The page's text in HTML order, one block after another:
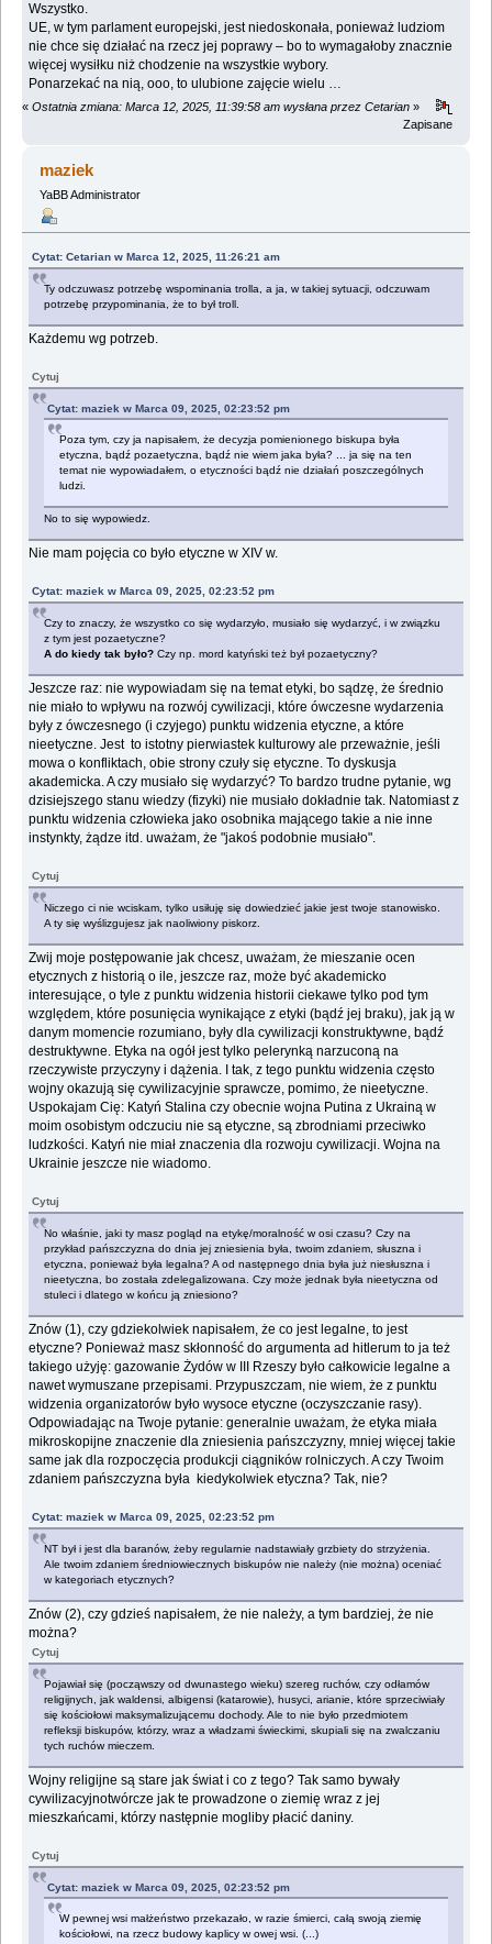
Wszystko.
UE, w tym parlament europejski, jest niedoskonała, ponieważ ludziom
nie chce się działać na rzecz jej poprawy – bo to wymagałoby znacznie
więcej wysiłku niż chodzenie na wszystkie wybory.
Ponarzekać na nią, ooo, to ulubione zajęcie wielu …
« Ostatnia zmiana: Marca 12, 2025, 11:39:58 am wysłana przez Cetarian »
Zapisane
maziek
YaBB Administrator
Cytat: Cetarian w Marca 12, 2025, 11:26:21 am
Ty odczuwasz potrzebę wspominania trolla, a ja, w takiej sytuacji, odczuwam
potrzebę przypominania, że to był troll.
Każdemu wg potrzeb.
Cytuj
Cytat: maziek w Marca 09, 2025, 02:23:52 pm
Poza tym, czy ja napisałem, że decyzja pomienionego biskupa była
etyczna, bądź pozaetyczna, bądź nie wiem jaka była? ... ja się na ten
temat nie wypowiadałem, o etyczności bądź nie działań poszczególnych
ludzi.
No to się wypowiedz.
Nie mam pojęcia co było etyczne w XIV w.
Cytat: maziek w Marca 09, 2025, 02:23:52 pm
Czy to znaczy, że wszystko co się wydarzyło, musiało się wydarzyć, i w związku
z tym jest pozaetyczne?
A do kiedy tak było? Czy np. mord katyński też był pozaetyczny?
Jeszcze raz: nie wypowiadam się na temat etyki, bo sądzę, że średnio
nie miało to wpływu na rozwój cywilizacji, które ówczesne wydarzenia
były z ówczesnego (i czyjego) punktu widzenia etyczne, a które
nieetyczne. Jest to istotny pierwiastek kulturowy ale przeważnie, jeśli
mowa o konfliktach, obie strony czuły się etyczne. To dyskusja
akademicka. A czy musiało się wydarzyć? To bardzo trudne pytanie, wg
dzisiejszego stanu wiedzy (fizyki) nie musiało dokładnie tak. Natomiast z
punktu widzenia człowieka jako osobnika mającego takie a nie inne
instynkty, żądze itd. uważam, że "jakoś podobnie musiało".
Cytuj
Niczego ci nie wciskam, tylko usiłuję się dowiedzieć jakie jest twoje stanowisko.
A ty się wyślizgujesz jak naoliwiony piskorz.
Zwij moje postępowanie jak chcesz, uważam, że mieszanie ocen
etycznych z historią o ile, jeszcze raz, może być akademicko
interesujące, o tyle z punktu widzenia historii ciekawe tylko pod tym
względem, które posunięcia wynikające z etyki (bądź jej braku), jak ją w
danym momencie rozumiano, były dla cywilizacji konstruktywne, bądź
destruktywne. Etyka na ogół jest tylko pelerynką narzuconą na
rzeczywiste przyczyny i dążenia. I tak, z tego punktu widzenia często
wojny okazują się cywilizacyjnie sprawcze, pomimo, że nieetyczne.
Uspokajam Cię: Katyń Stalina czy obecnie wojna Putina z Ukrainą w
moim osobistym odczuciu nie są etyczne, są zbrodniami przeciwko
ludzkości. Katyń nie miał znaczenia dla rozwoju cywilizacji. Wojna na
Ukrainie jeszcze nie wiadomo.
Cytuj
No właśnie, jaki ty masz pogląd na etykę/moralność w osi czasu? Czy na
przykład pańszczyzna do dnia jej zniesienia była, twoim zdaniem, słuszna i
etyczna, ponieważ była legalna? A od następnego dnia była już niesłuszna i
nieetyczna, bo została zdelegalizowana. Czy może jednak była nieetyczna od
stuleci i dlatego w końcu ją zniesiono?
Znów (1), czy gdziekolwiek napisałem, że co jest legalne, to jest
etyczne? Ponieważ masz skłonność do argumenta ad hitlerum to ja też
takiego użyję: gazowanie Żydów w III Rzeszy było całkowicie legalne a
nawet wymuszane przepisami. Przypuszczam, nie wiem, że z punktu
widzenia organizatorów było wysoce etyczne (oczyszczanie rasy).
Odpowiadając na Twoje pytanie: generalnie uważam, że etyka miała
mikroskopijne znaczenie dla zniesienia pańszczyzny, mniej więcej takie
same jak dla rozpoczęcia produkcji ciągników rolniczych. A czy Twoim
zdaniem pańszczyzna była kiedykolwiek etyczna? Tak, nie?
Cytat: maziek w Marca 09, 2025, 02:23:52 pm
NT był i jest dla baranów, żeby regularnie nadstawiały grzbiety do strzyżenia.
Ale twoim zdaniem średniowiecznych biskupów nie należy (nie można) oceniać
w kategoriach etycznych?
Znów (2), czy gdzieś napisałem, że nie należy, a tym bardziej, że nie
można?
Cytuj
Pojawiał się (począwszy od dwunastego wieku) szereg ruchów, czy odłamów
religijnych, jak waldensi, albigensi (katarowie), husyci, arianie, które sprzeciwiały
się kościołowi maksymalizującemu dochody. Ale to nie było przedmiotem
refleksji biskupów, którzy, wraz a władzami świeckimi, skupiali się na zwalczaniu
tych ruchów mieczem.
Wojny religijne są stare jak świat i co z tego? Tak samo bywały
cywilizacyjnotwórcze jak te prowadzone o ziemię wraz z jej
mieszkańcami, którzy następnie mogliby płacić daniny.
Cytuj
Cytat: maziek w Marca 09, 2025, 02:23:52 pm
W pewnej wsi małżeństwo przekazało, w razie śmierci, całą swoją ziemię
kościołowi, na rzecz budowy kaplicy w owej wsi. (...)